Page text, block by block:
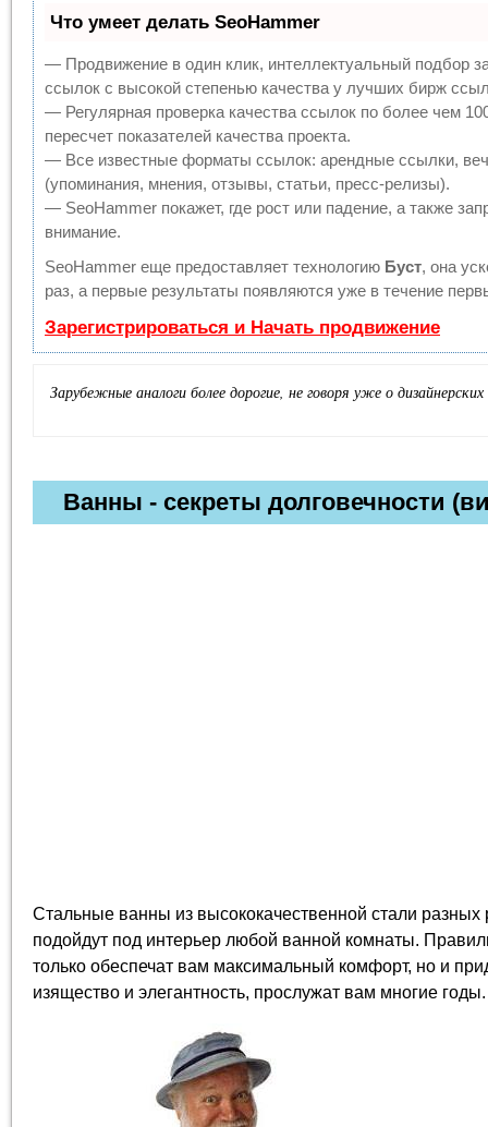
Что умеет делать SeoHammer
— Продвижение в один клик, интеллектуальный подбор
ссылок с высокой степенью качества у лучших бирж
— Регулярная проверка качества ссылок по более чем
пересчет показателей качества проекта.
— Все известные форматы ссылок: арендные ссылки,
(упоминания, мнения, отзывы, статьи, пресс-релизы).
— SeoHammer покажет, где рост или падение, а также
внимание.
SeoHammer еще предоставляет технологию Буст, она
раз, а первые результаты появляются уже в течение
Зарегистрироваться и Начать продвижение
Зарубежные аналоги более дорогие, не говоря уже о дизайнерских
Ванны - секреты долговечности
Стальные ванны из высококачественной стали
подойдут под интерьер любой ванной комнаты.
только обеспечат вам максимальный комфорт, но и
изящество и элегантность, прослужат вам многие годы.